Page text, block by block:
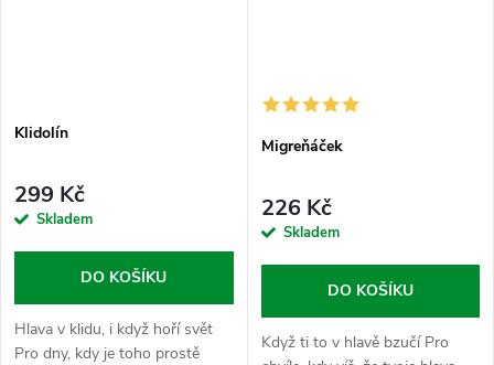
Klidolín
299 Kč
Skladem
DO KOŠÍKU
Hlava v klidu, i když hoří svět
Pro dny, kdy je toho prostě
Migreňáček
226 Kč
Skladem
DO KOŠÍKU
Když ti to v hlavě bzučí Pro